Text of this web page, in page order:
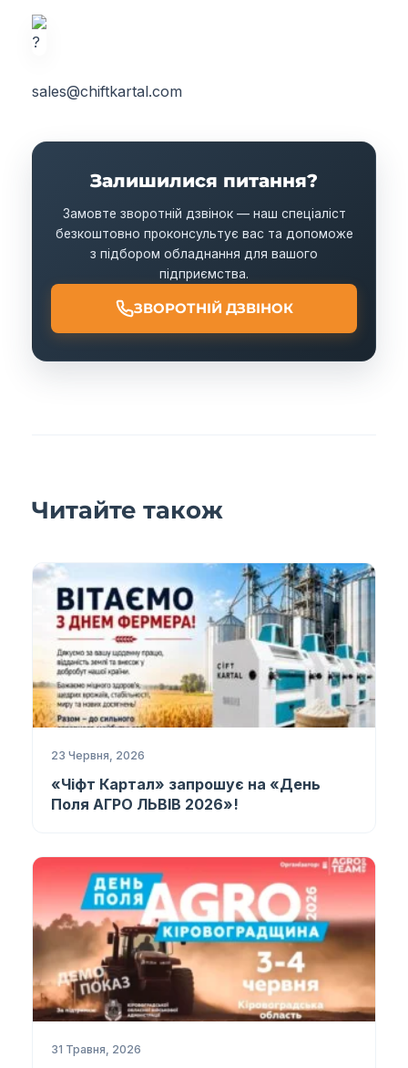
sales@chiftkartal.com
Залишилися питання?
Замовте зворотній дзвінок — наш спеціаліст
безкоштовно проконсультує вас та допоможе
з підбором обладнання для вашого
підприємства.
ЗВОРОТНІЙ ДЗВІНОК
Читайте також
23 Червня, 2026
«Чіфт Картал» запрошує на «День
Поля АГРО ЛЬВІВ 2026»!
31 Травня, 2026